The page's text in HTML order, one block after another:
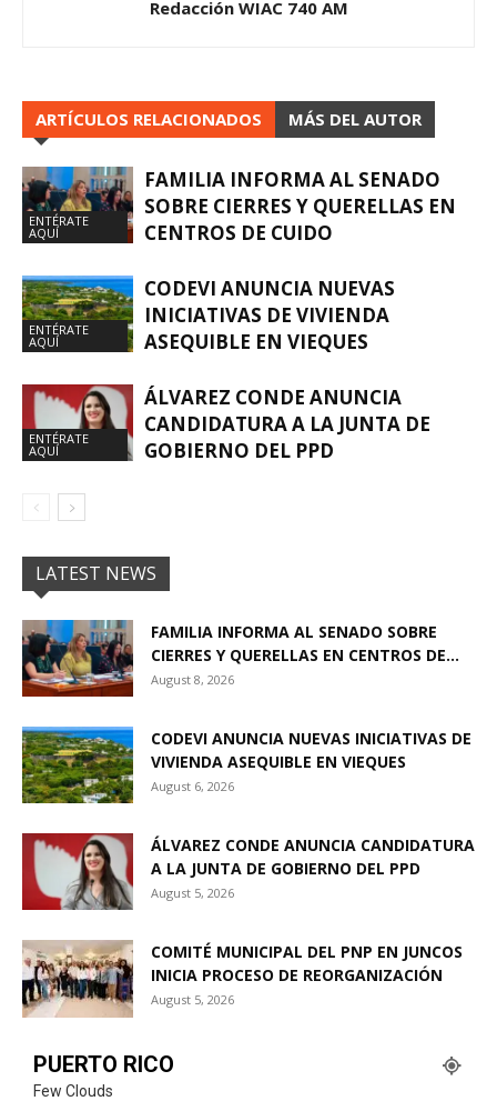
Redacción WIAC 740 AM
ARTÍCULOS RELACIONADOS MÁS DEL AUTOR
ENTÉRATE
AQUÍ
FAMILIA INFORMA AL SENADO
SOBRE CIERRES Y QUERELLAS EN
CENTROS DE CUIDO
ENTÉRATE
AQUÍ
CODEVI ANUNCIA NUEVAS
INICIATIVAS DE VIVIENDA
ASEQUIBLE EN VIEQUES
ENTÉRATE
AQUÍ
ÁLVAREZ CONDE ANUNCIA
CANDIDATURA A LA JUNTA DE
GOBIERNO DEL PPD
LATEST NEWS
FAMILIA INFORMA AL SENADO SOBRE
CIERRES Y QUERELLAS EN CENTROS DE...
August 8, 2026
CODEVI ANUNCIA NUEVAS INICIATIVAS DE
VIVIENDA ASEQUIBLE EN VIEQUES
August 6, 2026
ÁLVAREZ CONDE ANUNCIA CANDIDATURA
A LA JUNTA DE GOBIERNO DEL PPD
August 5, 2026
COMITÉ MUNICIPAL DEL PNP EN JUNCOS
INICIA PROCESO DE REORGANIZACIÓN
August 5, 2026
PUERTO RICO
Few Clouds